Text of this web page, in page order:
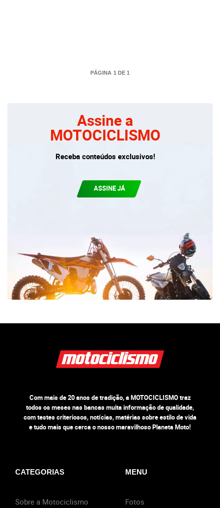
PÁGINA 1 DE 1
Assine a
MOTOCICLISMO
Receba conteúdos exclusivos!
ASSINE JÁ
Com mais de 20 anos de tradição, a MOTOCICLISMO traz
todos os meses nas bancas muita informação de qualidade,
com testes criteriosos, notícias, matérias sobre estilo de vida
e tudo mais que cerca o nosso maravilhoso Planeta Moto!
CATEGORIAS
Sobre a Motociclismo
MENU
Fotos